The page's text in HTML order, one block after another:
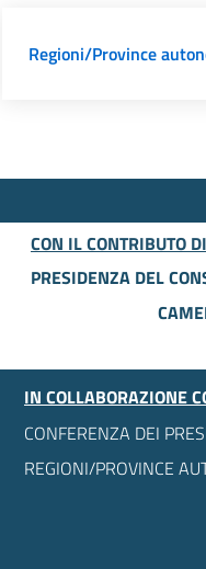
Regioni/Province
CON IL CONTRIBUTO DI
PRESIDENZA DEL
IN COLLABORAZIONE
CONFERENZA DEI
REGIONI/PROVINCE